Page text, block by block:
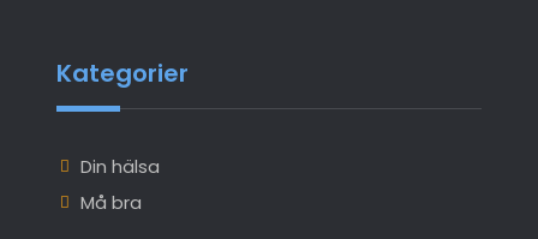
Kategorier
Din hälsa
Må bra